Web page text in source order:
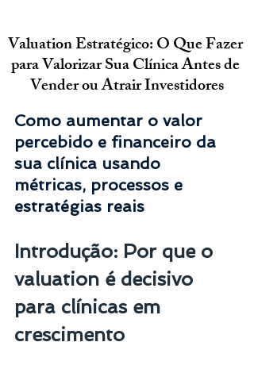
Valuation Estratégico: O Que Fazer
para Valorizar Sua Clínica Antes de
Vender ou Atrair Investidores
Como aumentar o valor
percebido e financeiro da
sua clínica usando
métricas, processos e
estratégias reais
Introdução: Por que o
valuation é decisivo
para clínicas em
crescimento